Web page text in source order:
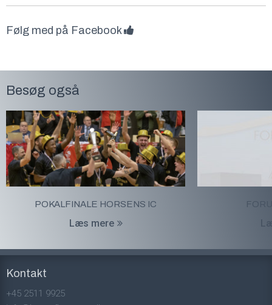
Følg med på Facebook
Besøg også
POKALFINALE HORSENS IC
Læs mere
Kontakt
+45 2511 9925